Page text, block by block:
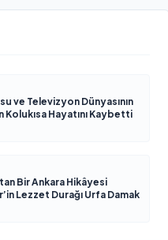
ve Televizyon Dünyasının
Kolukısa Hayatını Kaybetti
Bir Ankara Hikâyesi
Lezzet Durağı Urfa Damak